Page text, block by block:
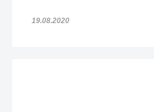
19.08.2020